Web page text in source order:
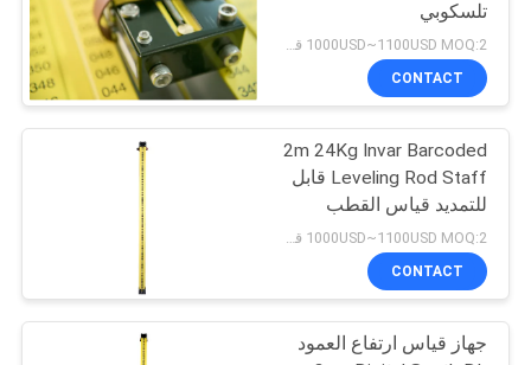
معلومات
جولة
المعمل
مراقبة
منشور المسح الصغير
33
تلسكوبي
1000USD~1100USD MOQ:2 قطع
CONTACT
2m 24Kg Invar Barcoded
Leveling Rod Staff قابل
للتمديد قياس القطب
المستوى الرقمي
CONTACT
جهاز قياس ارتفاع العمود